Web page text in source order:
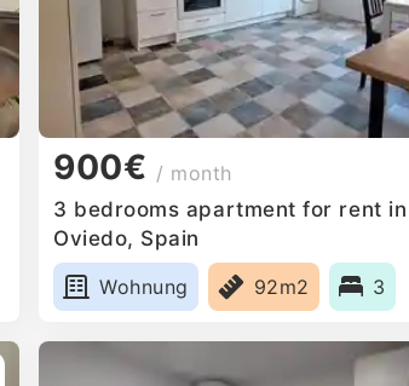
900€ / month
3 bedrooms apartment for rent in
Oviedo, Spain
Wohnung
92m2 3